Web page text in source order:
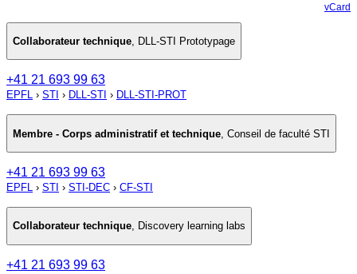
vCard
Collaborateur technique, DLL-STI Prototypage
+41 21 693 99 63
EPFL › STI › DLL-STI › DLL-STI-PROT
Membre - Corps administratif et technique Conseil de faculté STI
+41 21 693 99 63
EPFL › STI › STI-DEC › CF-STI
Collaborateur technique, Discovery learning labs
+41 21 693 99 63